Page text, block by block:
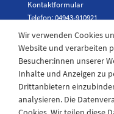
Kontaktformular
Telefon: 04943-910921
Laden
Montag - Freitag
08:30 - 12:30 und 13.00
Wir verwenden Cookies
Website und verarbeiten
Besucher:innen unserer
Inhalte und Anzeigen zu
Drittanbietern
analysieren. Die